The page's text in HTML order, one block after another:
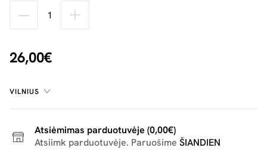
26,00€
VILNIUS
Atsiėmimas parduotuvėje (0,00€)
Atsiimk parduotuvėje. Paruošime ŠIANDIEN